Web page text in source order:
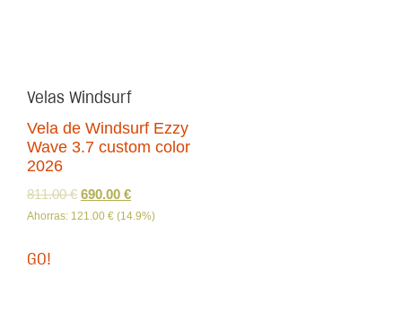
Velas Windsurf
Vela de Windsurf Ezzy
Wave 3.7 custom color
2026
811.00€ 690.00 €
Ahorras: 121.00 € (14.9%)
GO!